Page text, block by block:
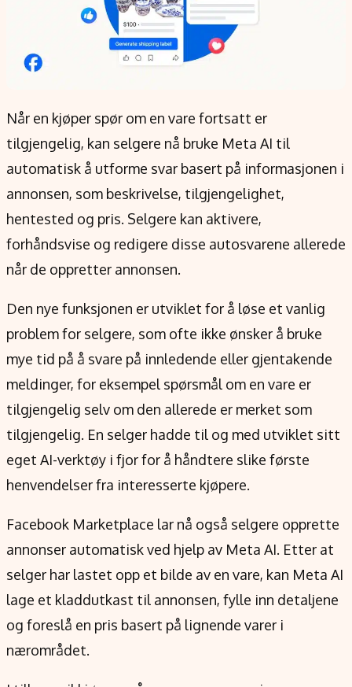
Når en kjøper spør om en vare fortsatt er
tilgjengelig, kan selgere nå bruke Meta AI til
automatisk å utforme svar basert på informasjonen i
annonsen, som beskrivelse, tilgjengelighet,
hentested og pris. Selgere kan aktivere,
forhåndsvise og redigere disse autosvarene allerede
når de oppretter annonsen.
Den nye funksjonen er utviklet for å løse et vanlig
problem for selgere, som ofte ikke ønsker å bruke
mye tid på å svare på innledende eller gjentakende
meldinger, for eksempel spørsmål om en vare er
tilgjengelig selv om den allerede er merket som
tilgjengelig. En selger hadde til og med utviklet sitt
eget AI-verktøy i fjor for å håndtere slike første
henvendelser fra interesserte kjøpere.
Facebook Marketplace lar nå også selgere opprette
annonser automatisk ved hjelp av Meta AI. Etter at
selger har lastet opp et bilde av en vare, kan Meta AI
lage et kladdutkast til annonsen, fylle inn detaljene
og foreslå en pris basert på lignende varer i
nærområdet.